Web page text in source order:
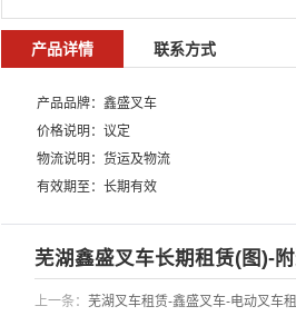
产品详情 联系方式
产品品牌：鑫盛叉车
价格说明：议定
物流说明：货运及物流
有效期至：长期有效
芜湖鑫盛叉车长期租赁(图)-
上一条： 芜湖叉车租赁-鑫盛叉车-电动叉车